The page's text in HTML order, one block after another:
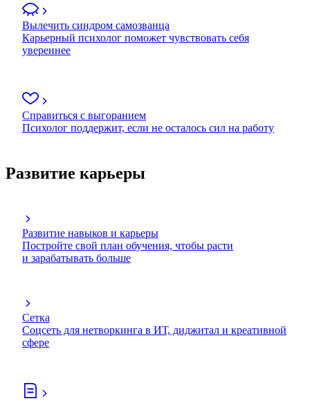
Вылечить синдром самозванца
Карьерный психолог поможет чувствовать себя
увереннее
Справиться с выгоранием
Психолог поддержит, если не осталось сил на работу
Развитие карьеры
Развитие навыков и карьеры
Постройте свой план обучения, чтобы расти
и зарабатывать больше
Сетка
Соцсеть для нетворкинга в ИТ, диджитал и креативной
сфере